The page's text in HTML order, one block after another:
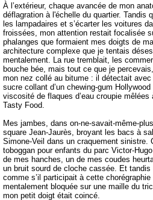
À l’extérieur, chaque avancée de mon
déflagration à l'échelle du quartier. Tandis
les lampadaires et s’écarter les voitures
froissées, mon attention restait focalisée
phalanges que formaient mes doigts de
architecture complexe que je tentais
mentalement. La rue tremblait, les
bouche bée, mais tout ce que je
mon nez collé au bitume : il détectait
sucre collant d’un chewing-gum
viscosité de flaques d’eau croupie
Tasty Food.
Mes jambes, dans on-ne-savait-même-
square Jean-Jaurès, broyant les bacs à
Simone-Veil dans un craquement sinistre.
toboggan pour enfants du parc Victor-
de mes hanches, un de mes coudes
un bruit sourd de cloche cassée. Et
comme s’il participait à cette
mentalement bloquée sur une maille du
mon petit doigt était coincé.